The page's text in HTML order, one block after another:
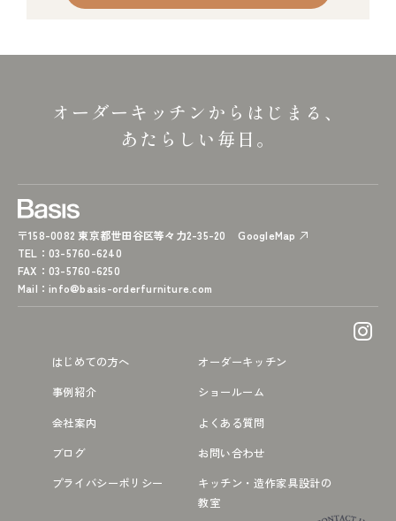
オーダーキッチンからはじまる、
あたらしい毎日。
〒158-0082 東京都世田谷区等々力2-35-20
GoogleMap
TEL ：03-5760-6240
FAX ：03-5760-6250
Mail ：info@basis-orderfurniture.com
はじめての方へ
オーダーキッチン
事例紹介
ショールーム
会社案内
よくある質問
ブログ
お問い合わせ
プライバシーポリシー
キッチン・造作家具設計の
教室